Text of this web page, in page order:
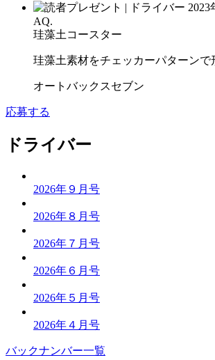
AQ.
珪藻土コースター
珪藻土素材をチェッカーパターン
オートバックスセブン
応募する
ドライバー
2026年９月号
2026年８月号
2026年７月号
2026年６月号
2026年５月号
2026年４月号
バックナンバー一覧